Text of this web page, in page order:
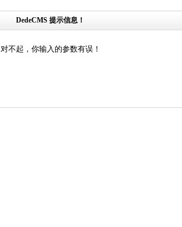
DedeCMS 提示信息！
对不起，你输入的参数有误！